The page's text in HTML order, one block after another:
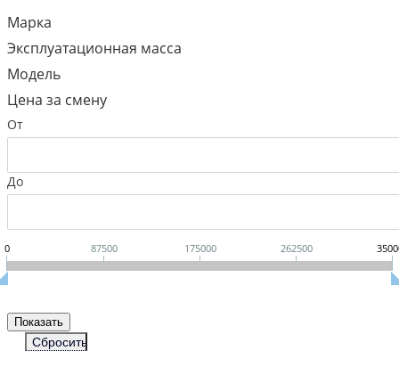
Марка
Эксплуатационная масса
Модель
Цена за смену
От
До
0 87500 175000 262500